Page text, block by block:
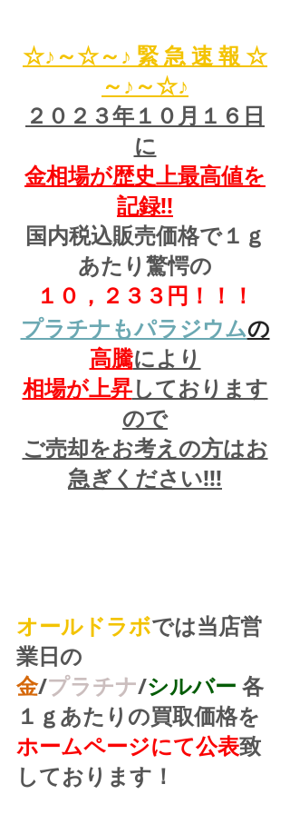
☆♪～☆～♪ 緊 急 速 報 ☆
～♪～☆♪
２０２３年１０月１６日
に
金相場が歴史上最高値を
記録!!
国内税込販売価格で１ｇ
あたり驚愕の
１０，２３３円！！！
プラチナもパラジウムの
高騰により
相場が上昇しております
ので
ご売却をお考えの方はお
急ぎください!!!
オールドラボでは当店営
業日の
金/プラチナ/シルバー 各
１ｇあたりの買取価格を
ホームページにて公表致
しております！